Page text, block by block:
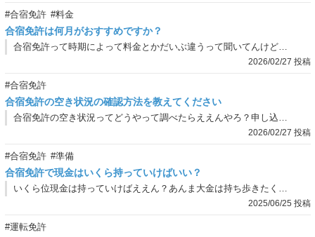
#合宿免許 #料金
合宿免許は何月がおすすめですか？
合宿免許って時期によって料金とかだいぶ違うって聞いてんけど、実際どの時期に行くのがおすすめなんやろ？快適さとかスケジュールの組みやすさとかも含めて、教えてもらえたらうれしいねん。
2026/02/27 投稿
#合宿免許
合宿免許の空き状況の確認方法を教えてください
合宿免許の空き状況ってどうやって調べたらええんやろ？申し込もうと思ってるんやけど、確認の仕方がよう分からへんくて…。教えてもらえると助かるんやけど！
2026/02/27 投稿
#合宿免許 #準備
合宿免許で現金はいくら持っていけばいい？
いくら位現金は持っていけばええん？あんま大金は持ち歩きたくないしなぁ…
2025/06/25 投稿
#運転免許